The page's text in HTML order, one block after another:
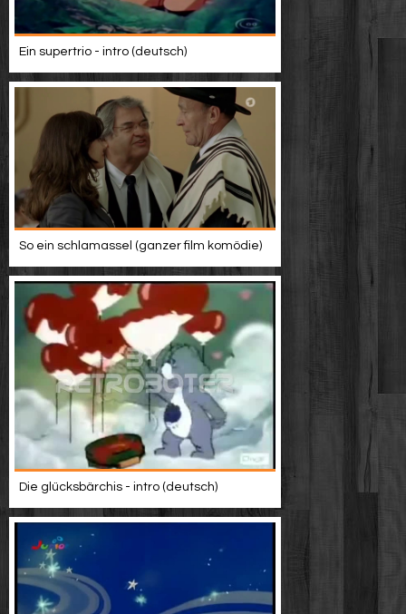
Ein supertrio - intro (deutsch)
So ein schlamassel (ganzer film komödie)
Die glücksbärchis - intro (deutsch)